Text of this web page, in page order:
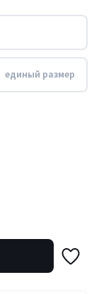
единый размер